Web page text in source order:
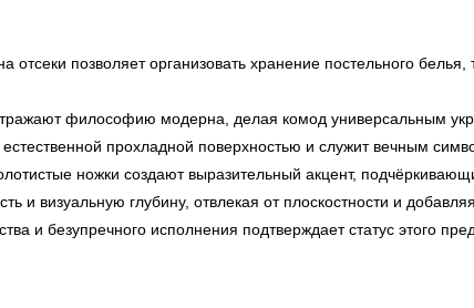
отсеки позволяет организовать хранение постельного
философию модерна, делая комод универсальным
прохладной поверхностью и служит вечным
ножки создают выразительный акцент,
и визуальную глубину, отвлекая от плоскостности и добавляя
и безупречного исполнения подтверждает статус этого